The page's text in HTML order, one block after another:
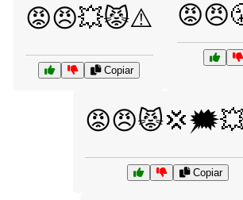
😡😠💥😾⚠️
Copiar
Copiar